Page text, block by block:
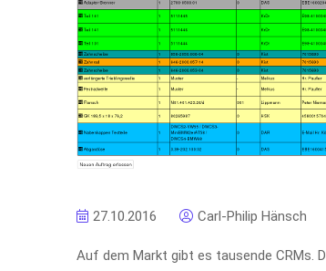
27.10.2016 Carl-Philip Hänsch
Auf dem Markt gibt es tausende CRMs.